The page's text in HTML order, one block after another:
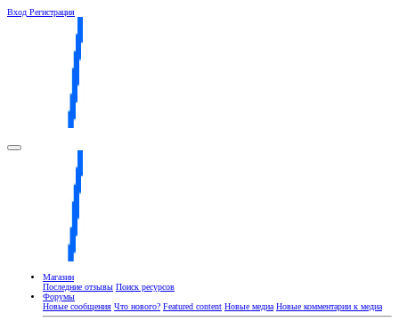
Вход Регистрация
Магазин
Последние отзывы Поиск ресурсов
Форумы
Новые сообщения Что нового? Featured content Новые медиа Новые комментарии к медиа